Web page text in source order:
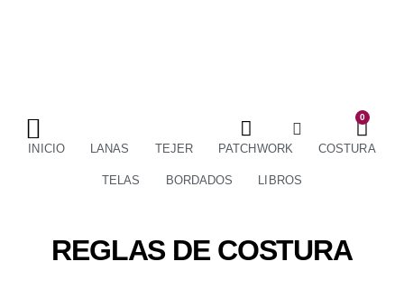
0
INICIO LANAS TEJER PATCHWORK COSTURA
TELAS BORDADOS LIBROS
REGLAS DE COSTURA